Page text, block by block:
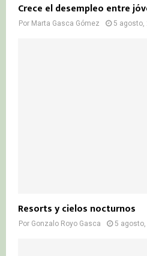
Crece el desempleo entre
Por Marta Gasca Gómez 5 agosto,
Resorts y cielos nocturnos
Por Gonzalo Royo Gasca 5 agosto,